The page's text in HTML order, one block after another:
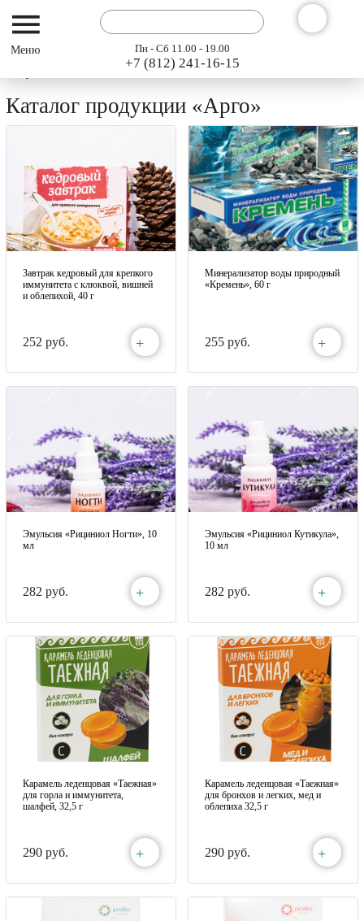
Пн - Сб 11.00 - 19.00
+7 (812) 241-16-15
Каталог
Каталог продукции «Арго»
Завтрак кедровый для крепкого
иммунитета с клюквой, вишней
и облепихой, 40 г
252 руб. +
Минерализатор воды природный
«Кремень», 60 г
255 руб. +
Эмульсия «Рициниол Ногти», 10
мл
282 руб. +
Эмульсия «Рициниол Кутикула»,
10 мл
282 руб. +
Карамель леденцовая «Таежная»
для горла и иммунитета,
шалфей, 32,5 г
290 руб. +
Карамель леденцовая «Таежная»
для бронхов и легких, мед и
облепиха 32,5 г
290 руб. +